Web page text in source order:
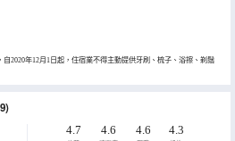
2020年12月1日起，住宿業不得主動提供牙刷、梳子、浴擦、剃鬚
4.7 4.6 4.6 4.3